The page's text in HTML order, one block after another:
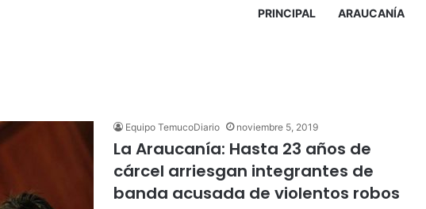
PRINCIPAL ARAUCANÍA
Equipo TemucoDiario noviembre 5, 2019
La Araucanía: Hasta 23 años de
cárcel arriesgan integrantes de
banda acusada de violentos robos